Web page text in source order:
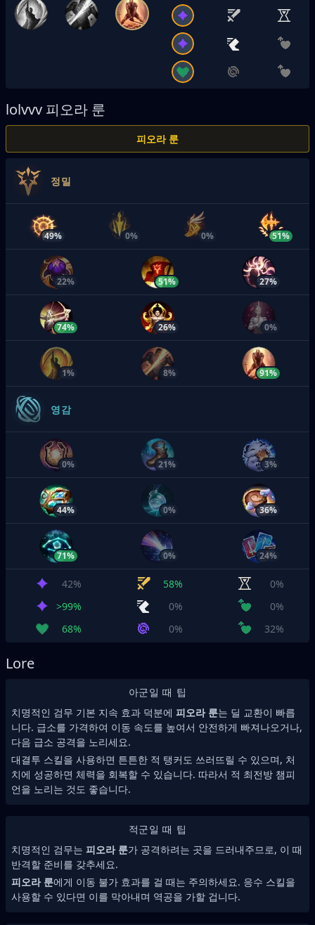
lolvvv 피오라 룬
피오라 룬
정밀
49% 0% 0% 51%
22% 51% 27%
74% 26% 0%
1% 8% 91%
영감
0% 21% 3%
44% 0% 36%
71% 0% 24%
42% 58%
0%
>99%
0%
0%
68%
0% 32%
Lore
아군일 때 팁
치명적인 검무 기본 지속 효과 덕분에 피오라 룬는 딜 교환이 빠릅
니다. 급소를 가격하여 이동 속도를 높여서 안전하게 빠져나오거나,
다음 급소 공격을 노리세요.
대결투 스킬을 사용하면 튼튼한 적 탱커도 쓰러뜨릴 수 있으며, 처
치에 성공하면 체력을 회복할 수 있습니다. 따라서 적 최전방 챔피
언을 노리는 것도 좋습니다.
적군일 때 팁
치명적인 검무는 피오라 룬가 공격하려는 곳을 드러내주므로, 이 때
반격할 준비를 갖추세요.
피오라 룬에게 이동 불가 효과를 걸 때는 주의하세요. 응수 스킬을
사용할 수 있다면 이를 막아내며 역공을 가할 겁니다.